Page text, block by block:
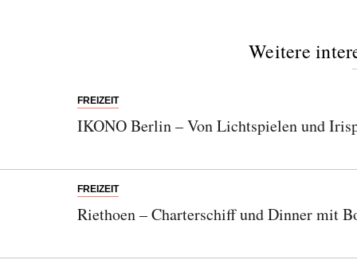
Weitere
FREIZEIT
IKONO Berlin – Von Lichtspielen und
FREIZEIT
Riethoen – Charterschiff und Dinner mit